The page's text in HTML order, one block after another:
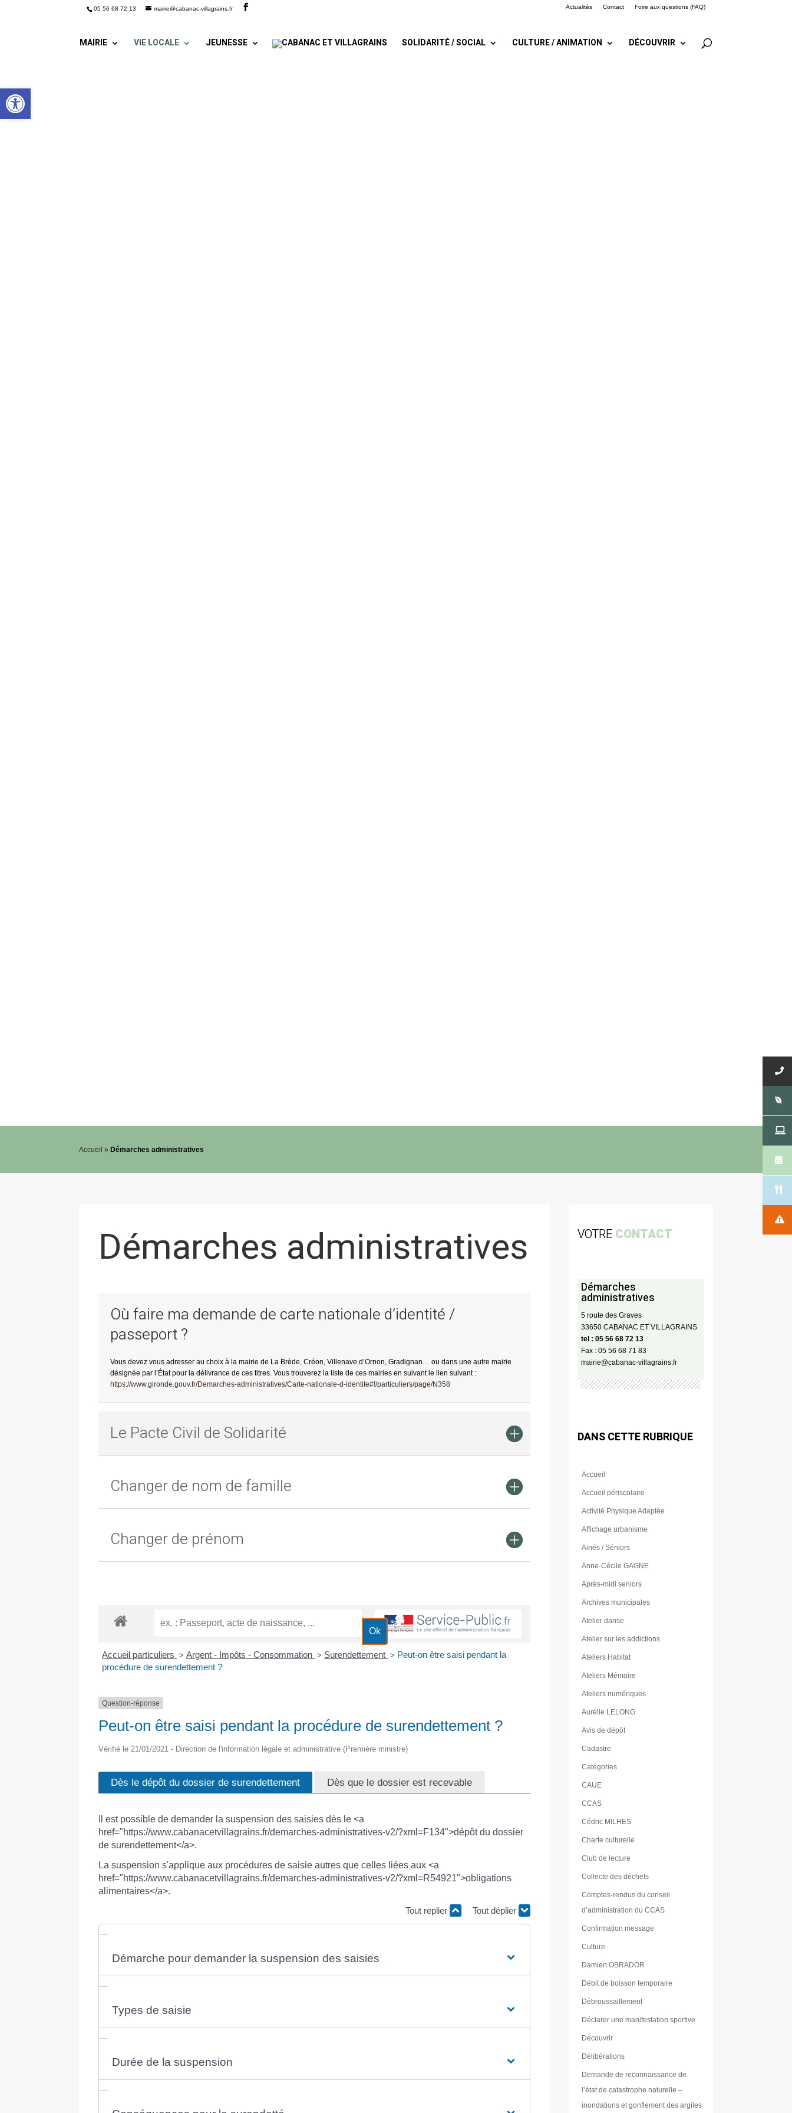
Ouvrir la barre d’outils
05 56 68 72 13 mairie@cabanac-villagrains.fr Actualités Contact Foire aux questions (FAQ)
MAIRIE VIE LOCALE JEUNESSE SOLIDARITÉ / SOCIAL CULTURE / ANIMATION DÉCOUVRIR
Accueil »Démarches administratives
Démarches administratives
Où faire ma demande de carte nationale d’identité /
passeport ?
Vous devez vous adresser au choix à la mairie de La Brède, Créon, Villenave d’Ornon, Gradignan… ou dans une autre mairie
désignée par l’État pour la délivrance de ces titres. Vous trouverez la liste de ces mairies en suivant le lien suivant :
https://www.gironde.gouv.fr/Demarches-administratives/Carte-nationale-d-identite#!/particuliers/page/N358
Le Pacte Civil de Solidarité
Changer de nom de famille
Changer de prénom
Accueil particuliers > Argent - Impôts - Consommation > Surendettement > Peut-on être saisi pendant la
procédure de surendettement ?
Question-réponse
Peut-on être saisi pendant la procédure de surendettement ?
Vérifié le 21/01/2021 - Direction de l'information légale et administrative (Première ministre)
Dès le dépôt du dossier de surendettement Dès que le dossier est recevable
Il est possible de demander la suspension des saisies dès le <a
href="https://www.cabanacetvillagrains.fr/demarches-administratives-v2/?xml=F134">dépôt du dossier
de surendettement</a>.
La suspension s'applique aux procédures de saisie autres que celles liées aux <a
href="https://www.cabanacetvillagrains.fr/demarches-administratives-v2/?xml=R54921">obligations
alimentaires</a>.
Tout replier Tout déplier
Démarche pour demander la suspension des saisies
Types de saisie
Durée de la suspension
VOTRE CONTACT
Démarches
administratives
5 route des Graves
33650 CABANAC ET VILLAGRAINS
tel : 05 56 68 72 13
Fax : 05 56 68 71 83
mairie@cabanac-villagrains.fr
DANS CETTE RUBRIQUE
Accueil
Accueil périscolaire
Activité Physique Adaptée
Affichage urbanisme
Ainés / Séniors
Anne-Cécile GAGNE
Après-midi seniors
Archives municipales
Atelier danse
Atelier sur les addictions
Ateliers Habitat
Ateliers Mémoire
Ateliers numériques
Aurélie LELONG
Avis de dépôt
Cadastre
Catégories
CAUE
CCAS
Cédric MILHES
Charte culturelle
Club de lecture
Collecte des déchets
Comptes-rendus du conseil
d’administration du CCAS
Confirmation message
Culture
Damien OBRADOR
Débit de boisson temporaire
Débroussaillement
Déclarer une manifestation sportive
Découvrir
Délibérations
Demande de reconnaissance de
l’état de catastrophe naturelle –
inondations et gonflement des argiles